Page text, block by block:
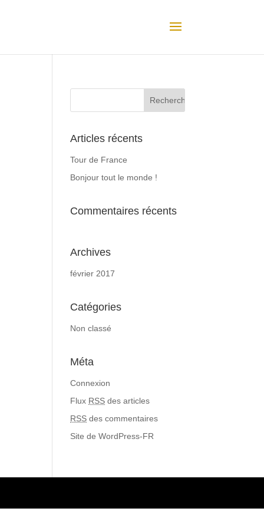
Articles récents
Tour de France
Bonjour tout le monde !
Commentaires récents
Archives
février 2017
Catégories
Non classé
Méta
Connexion
Flux RSS des articles
RSS des commentaires
Site de WordPress-FR